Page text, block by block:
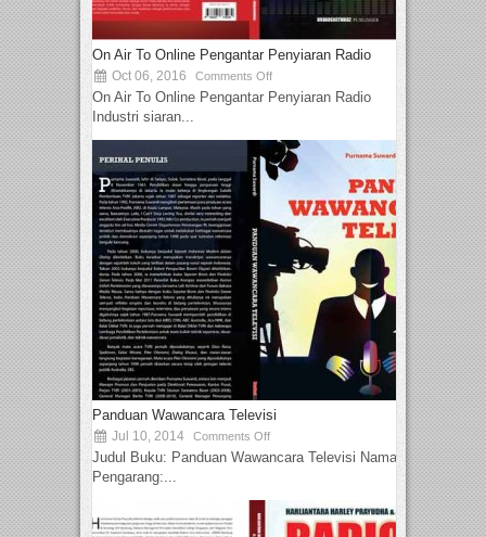
On Air To Online Pengantar Penyiaran Radio
Oct 06, 2016 Comments Off
On Air To Online Pengantar Penyiaran Radio
Industri siaran...
Panduan Wawancara Televisi
Jul 10, 2014 Comments Off
Judul Buku: Panduan Wawancara Televisi Nama
Pengarang:...